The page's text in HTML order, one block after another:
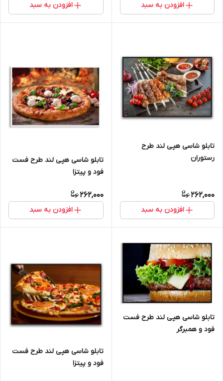
افزودن به سبد افزودن به سبد
تابلو شاسی هپی لند طرح
رستوران
262,000
افزودن به سبد
تابلو شاسی هپی لند طرح فست
فود و پیتزا
262,000
افزودن به سبد
تابلو شاسی هپی لند طرح فست
فود و همبرگر
تابلو شاسی هپی لند طرح فست
فود و پیتزا